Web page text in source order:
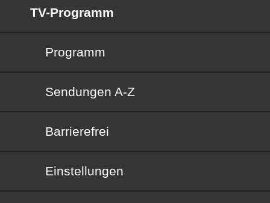
TV-Programm
Programm
Sendungen von A bis Z
Sendungen A-Z
Barrierefrei
Barrierefrei
Einstellungen